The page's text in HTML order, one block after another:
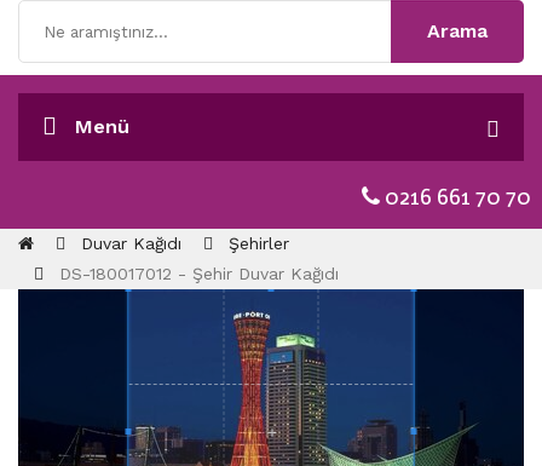
Arama
Menü
0216 661 70 70
Duvar Kağıdı
Şehirler
DS-180017012 - Şehir Duvar Kağıdı